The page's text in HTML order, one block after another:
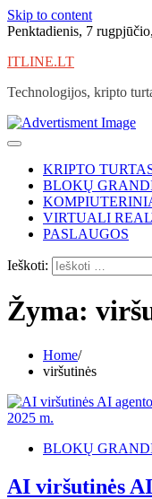
Skip to content
Penktadienis, 7
ITLINE.LT
Technologijos, kripto
KRIPTO
BLOKŲ
VIRTUALI
PASLAUGOS
Ieškoti:
Žyma:
Home
viršutinės
BLOKŲ
AI viršutinės